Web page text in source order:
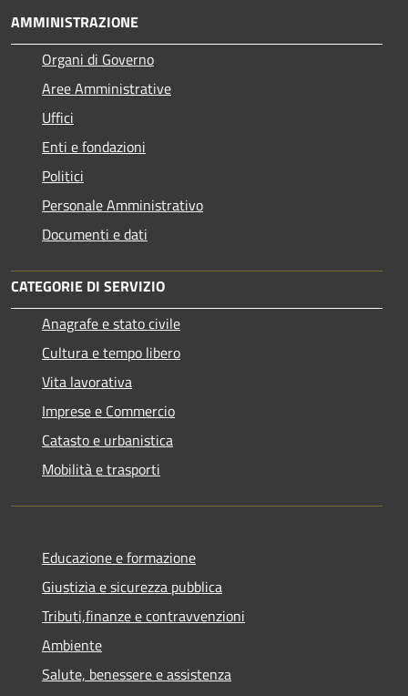
AMMINISTRAZIONE
Organi di Governo
Aree Amministrative
Uffici
Enti e fondazioni
Politici
Personale Amministrativo
Documenti e dati
CATEGORIE DI SERVIZIO
Anagrafe e stato civile
Cultura e tempo libero
Vita lavorativa
Imprese e Commercio
Catasto e urbanistica
Mobilità e trasporti
Educazione e formazione
Giustizia e sicurezza pubblica
Tributi,finanze e contravvenzioni
Ambiente
Salute, benessere e assistenza